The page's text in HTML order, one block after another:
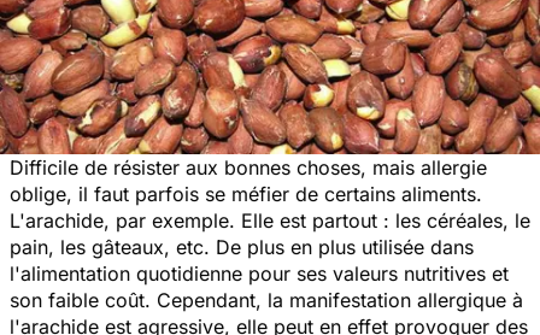
Difficile de résister aux bonnes choses, mais allergie
oblige, il faut parfois se méfier de certains aliments.
L'arachide, par exemple. Elle est partout : les céréales, le
pain, les gâteaux, etc. De plus en plus utilisée dans
l'alimentation quotidienne pour ses valeurs nutritives et
son faible coût. Cependant, la manifestation allergique à
l'arachide est agressive, elle peut en effet provoquer des